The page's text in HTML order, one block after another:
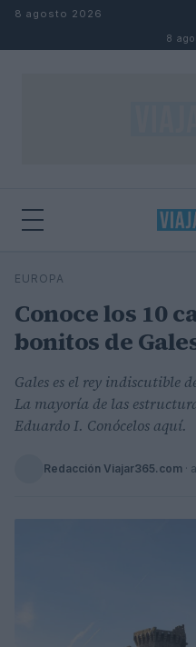
Saltar al contenido
8 agosto 2026
8
Buscar
EUROPA
Conoce los 10
bonitos de
Gales es el rey indiscutible
La mayoría de las
Eduardo I. Conócelos aquí.
Redacción Viajar365.com ·